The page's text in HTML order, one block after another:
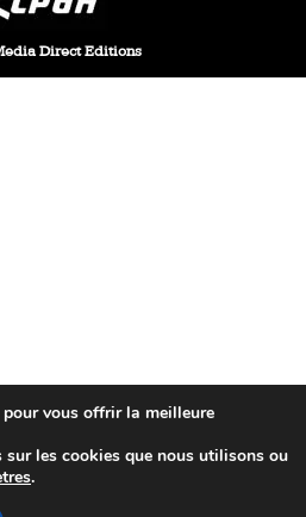
Direct Editions
vous offrir la meilleure
sur les cookies que nous utilisons ou
.